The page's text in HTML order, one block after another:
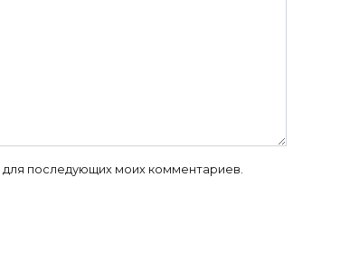
последующих моих комментариев.